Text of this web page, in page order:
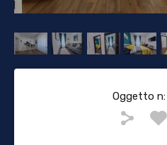
Oggetto n: